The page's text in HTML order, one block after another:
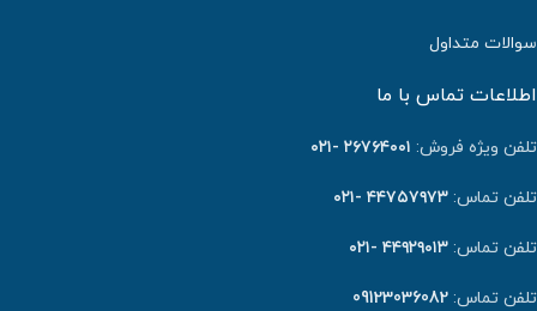
سوالات متداول
اطلاعات تماس با ما
تلفن ویژه فروش: ٢٦٧٦٤٠٠١ -۰۲۱
تلفن تماس: ۴۴۷۵۷۹۷۳ -۰۲۱
تلفن تماس: ۴۴۹۲۹۰۱۳ -۰۲۱
تلفن تماس: 09123036082